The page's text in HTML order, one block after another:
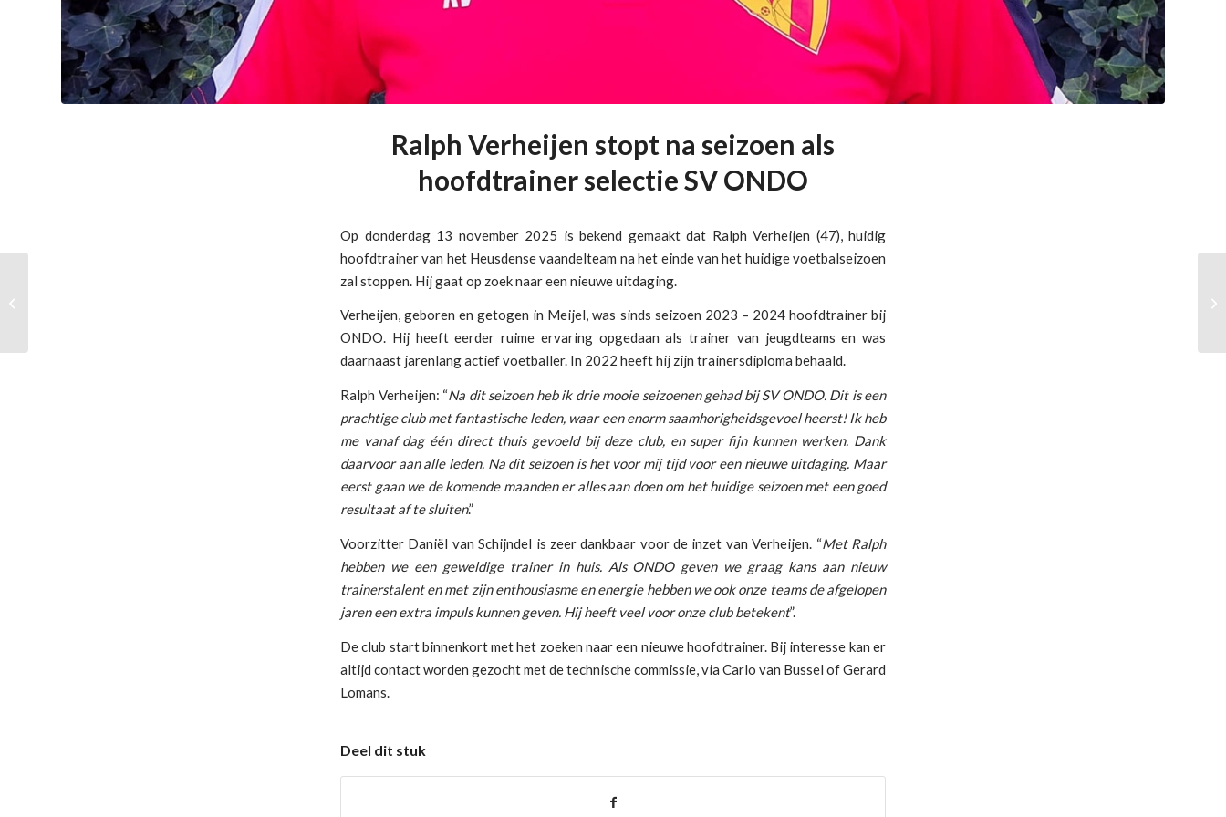
Ralph Verheijen stopt na seizoen als
hoofdtrainer selectie SV ONDO
Op donderdag 13 november 2025 is bekend gemaakt dat Ralph Verheijen (47), huidig
hoofdtrainer van het Heusdense vaandelteam na het einde van het huidige voetbalseizoen
zal stoppen. Hij gaat op zoek naar een nieuwe uitdaging.
Verheijen, geboren en getogen in Meijel, was sinds seizoen 2023 – 2024 hoofdtrainer bij
ONDO. Hij heeft eerder ruime ervaring opgedaan als trainer van jeugdteams en was
daarnaast jarenlang actief voetballer. In 2022 heeft hij zijn trainersdiploma behaald.
Ralph Verheijen: “Na dit seizoen heb ik drie mooie seizoenen gehad bij SV ONDO. Dit is een
prachtige club met fantastische leden, waar een enorm saamhorigheidsgevoel heerst! Ik heb
me vanaf dag één direct thuis gevoeld bij deze club, en super fijn kunnen werken. Dank
daarvoor aan alle leden. Na dit seizoen is het voor mij tijd voor een nieuwe uitdaging. Maar
eerst gaan we de komende maanden er alles aan doen om het huidige seizoen met een goed
resultaat af te sluiten.”
Voorzitter Daniël van Schijndel is zeer dankbaar voor de inzet van Verheijen. “Met Ralph
hebben we een geweldige trainer in huis. Als ONDO geven we graag kans aan nieuw
trainerstalent en met zijn enthousiasme en energie hebben we ook onze teams de afgelopen
jaren een extra impuls kunnen geven. Hij heeft veel voor onze club betekent”.
De club start binnenkort met het zoeken naar een nieuwe hoofdtrainer. Bij interesse kan er
altijd contact worden gezocht met de technische commissie, via Carlo van Bussel of Gerard
Lomans.
Deel dit stuk